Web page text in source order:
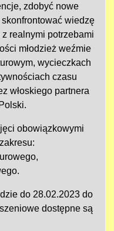
zdobyć nowe
wiedzę
realnymi potrzebami
młodzież weźmie
wycieczkach
czasu
włoskiego partnera
obowiązkowymi
do 28.02.2023 do
dostępne są